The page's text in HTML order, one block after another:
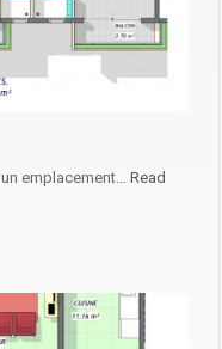
emplacement… Read